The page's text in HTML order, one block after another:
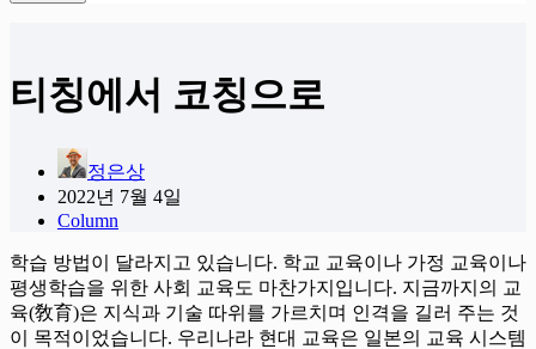
티칭에서 코칭으로
정은상
2022년 7월 4일
Column
학습 방법이 달라지고 있습니다. 학교 교육이나 가정 교육이나
평생학습을 위한 사회 교육도 마찬가지입니다. 지금까지의 교
육(敎育)은 ​​지식과 기술 따위를 가르치며 인격을 길러 주는 것
이 목적이었습니다. 우리나라 현대 교육은 일본의 교육 시스템